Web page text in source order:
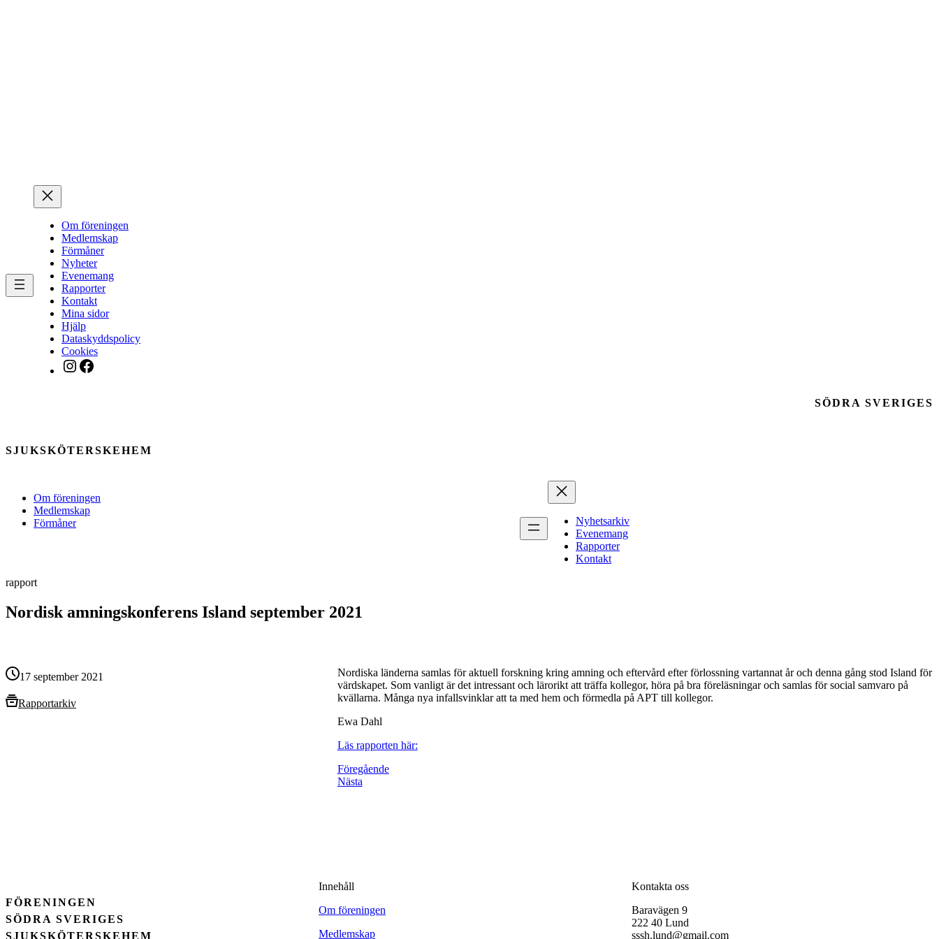
Om föreningen
Medlemskap
Förmåner
Nyheter
Evenemang
Rapporter
Kontakt
Mina sidor
Hjälp
Dataskyddspolicy
Cookies
Instagram
Facebook
SÖDRA SVERIGES
SJUKSKÖTERSKEHEM
Om föreningen
Medlemskap
Förmåner
Nyhetsarkiv
Evenemang
Rapporter
Kontakt
rapport
Nordisk amningskonferens Island september 2021
17 september 2021
Rapportarkiv
Nordiska länderna samlas för aktuell forskning kring amning och eftervård efter förlossning vartannat år och denna gång stod Island för
värdskapet. Som vanligt är det intressant och lärorikt att träffa kollegor, höra på bra föreläsningar och samlas för social samvaro på
kvällarna. Många nya infallsvinklar att ta med hem och förmedla på APT till kollegor.
Ewa Dahl
Läs rapporten här:
Föregående
Nästa
FÖRENINGEN
SÖDRA SVERIGES
SJUKSKÖTERSKEHEM
Innehåll
Om föreningen
Medlemskap
Kontakta oss
Baravägen 9
222 40 Lund
sssh.lund@gmail.com